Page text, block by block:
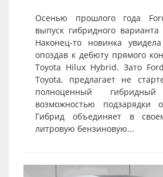
Осенью прошлого года
выпуск гибридного
Наконец-то новинка
опоздав к дебюту прямого
Toyota Hilux Hybrid. Зато
Toyota, предлагает не
полноценный
возможностью подзарядки
Гибрид объединяет в
литровую бензиновую...